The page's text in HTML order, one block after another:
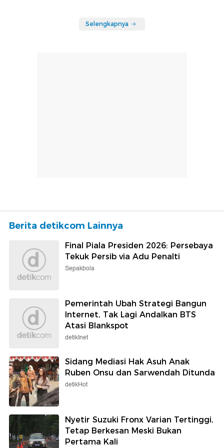
Selengkapnya
Berita detikcom Lainnya
Final Piala Presiden 2026: Persebaya
Tekuk Persib via Adu Penalti
Sepakbola
Pemerintah Ubah Strategi Bangun
Internet, Tak Lagi Andalkan BTS
Atasi Blankspot
detikInet
Sidang Mediasi Hak Asuh Anak
Ruben Onsu dan Sarwendah Ditunda
detikHot
Nyetir Suzuki Fronx Varian Tertinggi,
Tetap Berkesan Meski Bukan
Pertama Kali